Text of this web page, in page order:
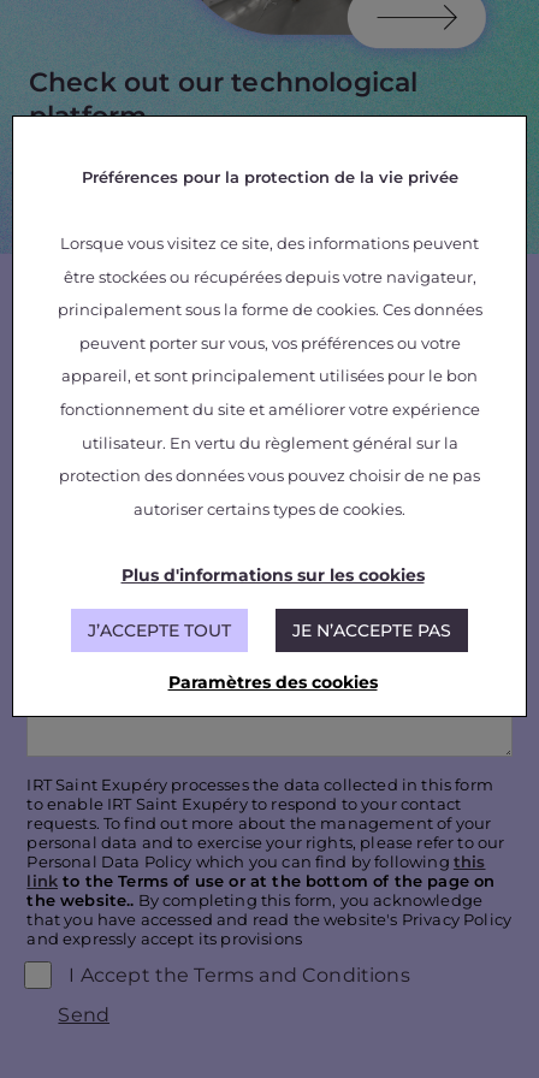
Check out our technological
platform
in Bordeaux ➞
Contact us
Contact our Business Development
team
IRT Saint Exupéry processes the data collected in this form
to enable IRT Saint Exupéry to respond to your contact
requests. To find out more about the management of your
personal data and to exercise your rights, please refer to our
Personal Data Policy which you can find by following this
link to the Terms of use or at the bottom of the page on
the website.. By completing this form, you acknowledge
that you have accessed and read the website's Privacy Policy
and expressly accept its provisions
I Accept the Terms and Conditions
Send
Préférences pour la protection de la vie privée
Lorsque vous visitez ce site, des informations peuvent
être stockées ou récupérées depuis votre navigateur,
principalement sous la forme de cookies. Ces données
peuvent porter sur vous, vos préférences ou votre
appareil, et sont principalement utilisées pour le bon
fonctionnement du site et améliorer votre expérience
utilisateur. En vertu du règlement général sur la
protection des données vous pouvez choisir de ne pas
autoriser certains types de cookies.
Plus d'informations sur les cookies
J’ACCEPTE TOUT JE N’ACCEPTE PAS
Paramètres des cookies